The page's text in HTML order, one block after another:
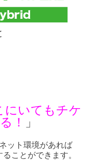
にいてもチケ
！ 」
ット環境があれば
ことができます。